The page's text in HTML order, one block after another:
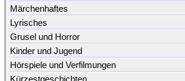
Märchenhaftes
Lyrisches
Grusel und Horror
Kinder und Jugend
Hörspiele und Verfilmungen
Kürzestgeschichten